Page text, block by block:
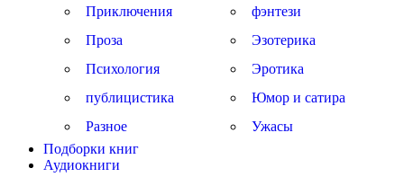
Приключения
Проза
Психология
публицистика
Разное
фэнтези
Эзотерика
Эротика
Юмор и сатира
Ужасы
Подборки книг
Аудиокниги